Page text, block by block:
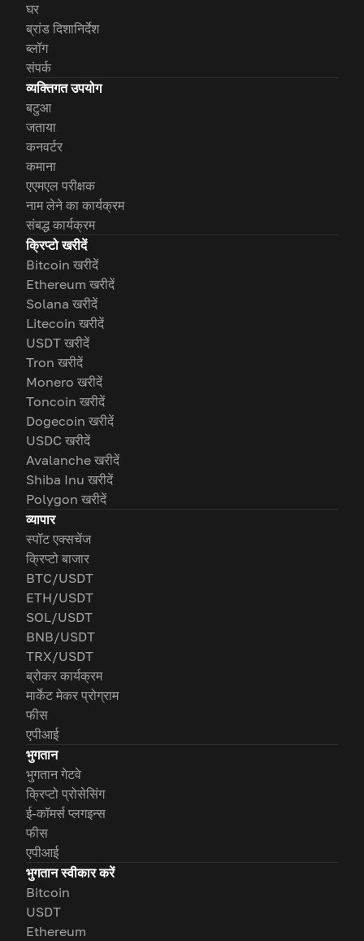
घर
ब्रांड दिशानिर्देश
ब्लॉग
संपर्क
व्यक्तिगत उपयोग
बटुआ
जताया
कनवर्टर
कमाना
एएमएल परीक्षक
नाम लेने का कार्यक्रम
संबद्ध कार्यक्रम
क्रिप्टो खरीदें
Bitcoin खरीदें
Ethereum खरीदें
Solana खरीदें
Litecoin खरीदें
USDT खरीदें
Tron खरीदें
Monero खरीदें
Toncoin खरीदें
Dogecoin खरीदें
USDC खरीदें
Avalanche खरीदें
Shiba Inu खरीदें
Polygon खरीदें
व्यापार
स्पॉट एक्सचेंज
क्रिप्टो बाजार
BTC/USDT
ETH/USDT
SOL/USDT
BNB/USDT
TRX/USDT
ब्रोकर कार्यक्रम
मार्केट मेकर प्रोग्राम
फीस
एपीआई
भुगतान
भुगतान गेटवे
क्रिप्टो प्रोसेसिंग
ई-कॉमर्स प्लगइन्स
फीस
एपीआई
भुगतान स्वीकार करें
Bitcoin
USDT
Ethereum